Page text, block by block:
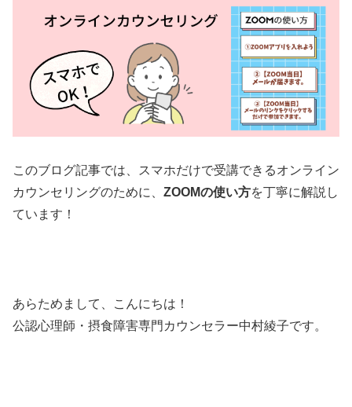
このブログ記事では、スマホだけで受講できるオンライン
カウンセリングのために、 ZOOMの使い方を丁寧に解説し
ています！
あらためまして、こんにちは！
公認心理師・摂食障害専門カウンセラー中村綾子です。